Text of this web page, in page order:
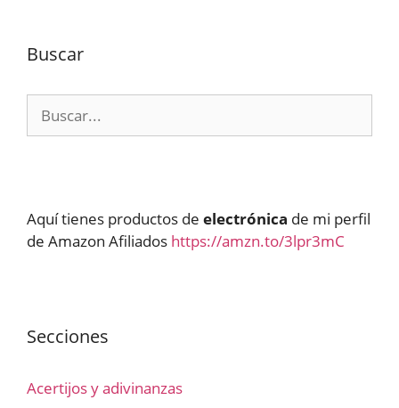
Buscar
Aquí tienes productos de electrónica de mi perfil
de Amazon Afiliados https://amzn.to/3lpr3mC
Secciones
Acertijos y adivinanzas